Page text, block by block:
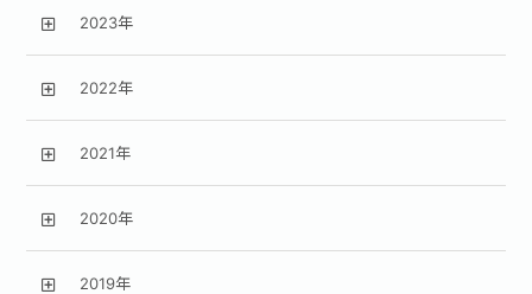
2023年
2022年
2021年
2020年
2019年